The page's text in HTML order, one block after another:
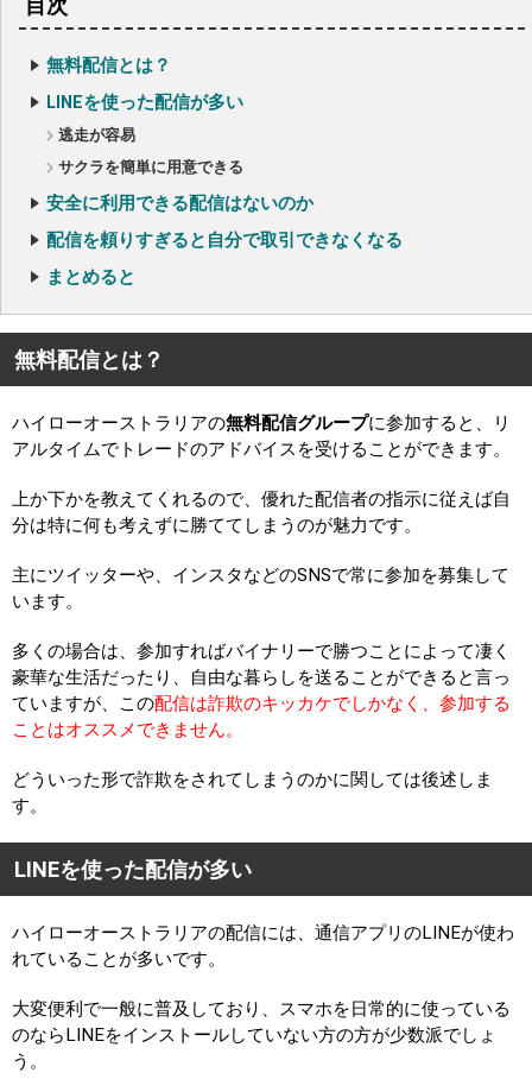
目次
無料配信とは？
LINEを使った配信が多い
逃走が容易
サクラを簡単に用意できる
安全に利用できる配信はないのか
配信を頼りすぎると自分で取引できなくなる
まとめると
無料配信とは？
ハイローオーストラリアの無料配信グループに参加すると、リ
アルタイムでトレードのアドバイスを受けることができます。
上か下かを教えてくれるので、優れた配信者の指示に従えば自
分は特に何も考えずに勝ててしまうのが魅力です。
主にツイッターや、インスタなどのSNSで常に参加を募集して
います。
多くの場合は、参加すればバイナリーで勝つことによって凄く
豪華な生活だったり、自由な暮らしを送ることができると言っ
ていますが、この配信は詐欺のキッカケでしかなく、参加する
ことはオススメできません。
どういった形で詐欺をされてしまうのかに関しては後述しま
す。
LINEを使った配信が多い
ハイローオーストラリアの配信には、通信アプリのLINEが使わ
れていることが多いです。
大変便利で一般に普及しており、スマホを日常的に使っている
のならLINEをインストールしていない方の方が少数派でしょ
う。